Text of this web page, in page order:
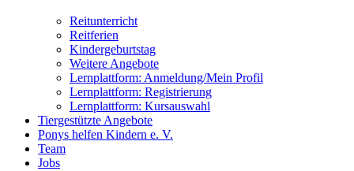
Reitunterricht
Reitferien
Kindergeburtstag
Weitere Angebote
Lernplattform: Anmeldung/Mein Profil
Lernplattform: Registrierung
Lernplattform: Kursauswahl
Tiergestützte Angebote
Ponys helfen Kindern e. V.
Team
Jobs